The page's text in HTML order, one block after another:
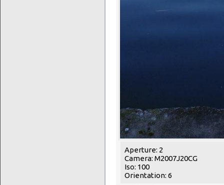
Aperture: 2
Camera: M2007J20CG
Iso: 100
Orientation: 6